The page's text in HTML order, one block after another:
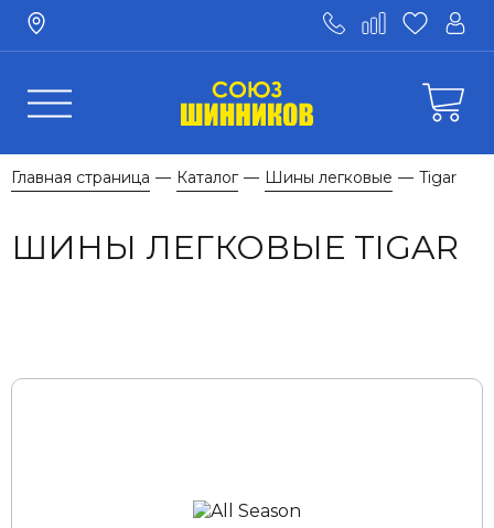
Главная страница — Каталог — Шины легковые — Tigar
ШИНЫ ЛЕГКОВЫЕ TIGAR